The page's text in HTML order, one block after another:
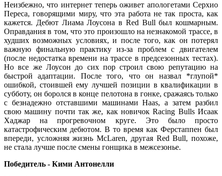
Неизбежно, что интернет теперь оживет апологетами Серхио
Переса, говорящими миру, что эта работа не так проста, как
кажется. Дебют Лиама Лоусона в Red Bull был кошмарным.
Оправдания в том, что это произошло на незнакомой трассе, в
худших возможных условиях, и после того, как он потерял
важную финальную практику из-за проблем с двигателем
(после недостатка времени на трассе в предсезонных тестах).
Но все же Лоусон до сих пор строил свою репутацию на
быстрой адаптации. После того, что он назвал *глупой*
ошибкой, стоившей ему лучшей позиции в квалификации в
субботу, он боролся в конце пелотона в гонке, сражаясь только
с безнадежно отставшими машинами Haas, а затем разбил
свою машину почти так же, как новичок Racing Bulls Исаак
Хаджар на прогревочном круге. Это было просто
катастрофическим дебютом. В то время как Ферстаппен был
впереди, усложняя жизнь McLaren, другая Red Bull, похоже,
не стала лучше после смены гонщика в межсезонье.
Победитель - Кими Антонелли